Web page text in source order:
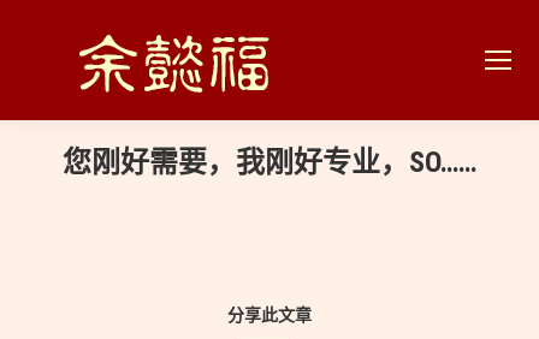
您刚好需要，我刚好专业，SO……
分享此文章